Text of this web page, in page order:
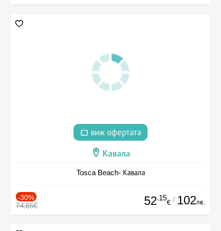
виж офертата
Кавала
Tosca Beach- Кавала
-30%
74.65€ 52.15
€ / 102лв.